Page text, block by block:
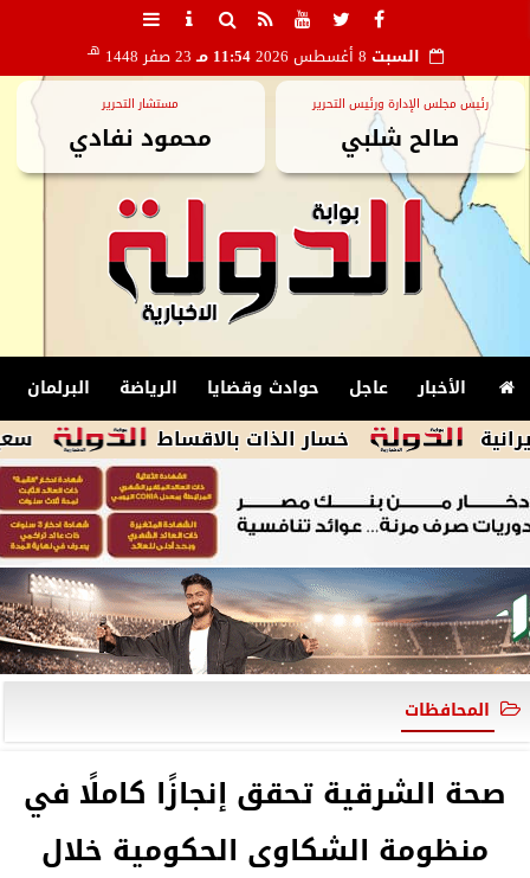
السبت 11:54 مـ 23 صفر 1448 هـ
رئيس مجلس الإدارة ورئيس التحرير
صالح شلبي
مستشار التحرير
محمود نفادي
الأخبار عاجل حوادث وقضايا الرياضة البرلمان
سعيد حساسين خسار الذات بالاقساط
المحافظات
صحة الشرقية تحقق إنجازًا كاملًا في
منظومة الشكاوى الحكومية خلال